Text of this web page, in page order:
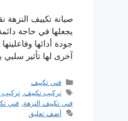
صيانة تكييف النزهة
يجعلها في حاجة
جودة أدائها
آخرى لها تأثير سلبي
التصنيفات
فني تكييف
الوسوم
تركيب تكييف,تركيب
فني تكييف النزهة, فني
أضف تعليق